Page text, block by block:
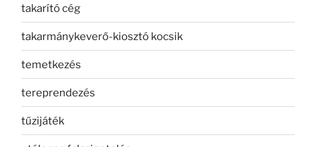
takarító cég
takarmánykeverő-kiosztó kocsik
temetkezés
tereprendezés
tűzijáték